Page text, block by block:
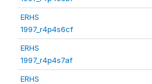
ERHS
1997_r4p4s6cf
ERHS
1997_r4p4s7af
ERHS